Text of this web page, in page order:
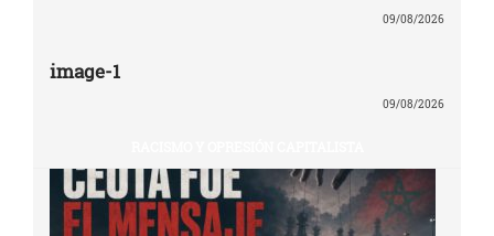
09/08/2026
image-1
09/08/2026